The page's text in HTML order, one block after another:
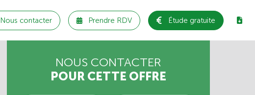
Nous contacter Prendre RDV Étude gratuite
NOUS CONTACTER
POUR CETTE OFFRE